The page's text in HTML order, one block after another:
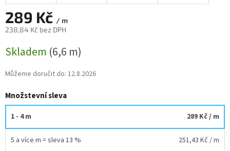
289 Kč / m
238,84 Kč bez DPH
cena:
Skladem (6,6 m)
Můžeme doručit do: 12.8.2026
Množstevní sleva
1 - 4 m 289 Kč/ m
5 a více m = sleva 13 % 251,43 Kč / m